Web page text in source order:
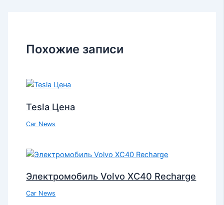
Похожие записи
Tesla Цена
Car News
Электромобиль Volvo XC40 Recharge
Car News